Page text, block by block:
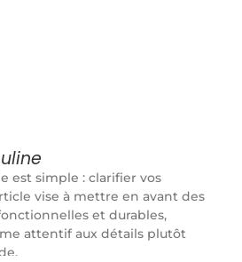
est simple : clarifier vos
vise à mettre en avant des
et durables,
attentif aux détails plutôt